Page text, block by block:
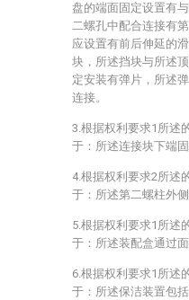
盘的端面固定设置有
二螺孔中配合连接有
应设置有前后伸延的
块，所述挡块与所述
定安装有弹片，所述
连接。
3.根据权利要求1所述
于：所述连接块下端
4.根据权利要求2所述
于：所述第二螺柱外
5.根据权利要求1所述
于：所述装配盒通过
6.根据权利要求1所述
于：所述保洁装置包